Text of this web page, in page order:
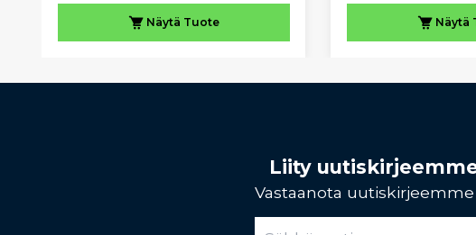
Näytä Tuote Näytä
Liity
Vastaanota uutiskirjeemme